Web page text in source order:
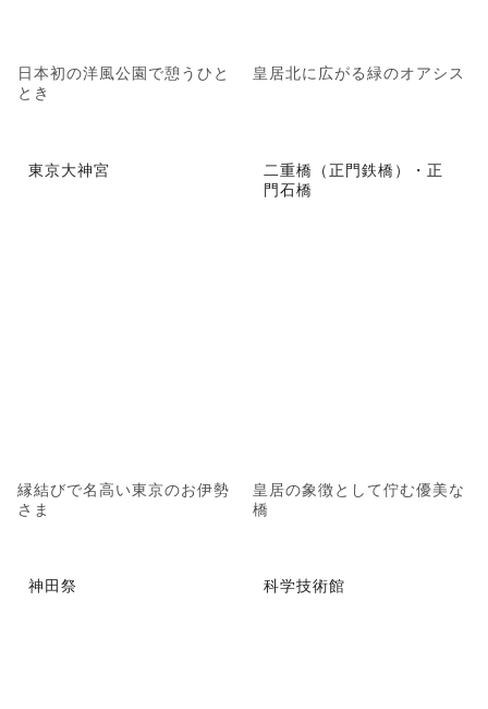
日本初の洋風公園で憩うひと
とき
皇居北に広がる緑のオアシス
東京大神宮
縁結びで名高い東京のお伊勢
さま
二重橋（正門鉄橋）・正
門石橋
皇居の象徴として佇む優美な
橋
神田祭 科学技術館